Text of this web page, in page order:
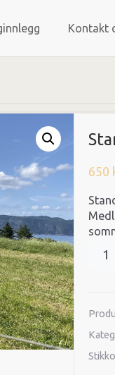
Kontakt
650